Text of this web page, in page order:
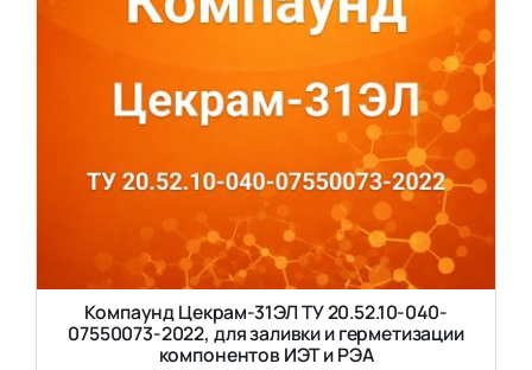
Компаунд Цекрам-31ЭЛ ТУ 20.52.10-040-
07550073-2022, для заливки и герметизации
компонентов ИЭТ и РЭА